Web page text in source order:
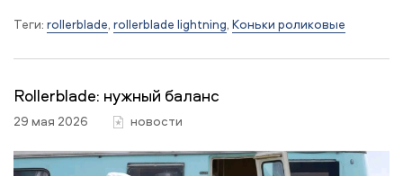
Теги: rollerblade, rollerblade lightning, Коньки роликовые
Rollerblade: нужный баланс
29 мая 2026 новости